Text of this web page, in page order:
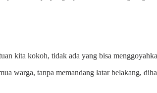
kita kokoh, tidak ada yang bisa
warga, tanpa memandang latar belakang,